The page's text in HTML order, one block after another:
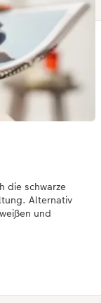
die schwarze
Alternativ
und